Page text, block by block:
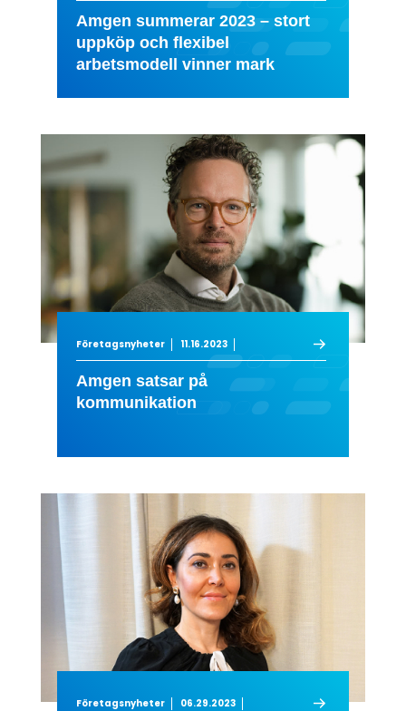
Amgen summerar 2023 – stort
uppköp och flexibel
arbetsmodell vinner mark
Företagsnyheter 11.16.2023
Amgen satsar på
kommunikation
Företagsnyheter 06.29.2023